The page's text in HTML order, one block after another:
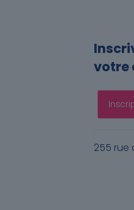
votre
255 rue